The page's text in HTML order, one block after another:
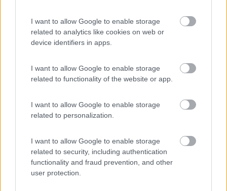
I want to allow Google to enable storage
related to analytics like cookies on web or
device identifiers in apps.
I want to allow Google to enable storage
related to functionality of the website or app.
I want to allow Google to enable storage
related to personalization.
I want to allow Google to enable storage
related to security, including authentication
functionality and fraud prevention, and other
user protection.
però come soluzione al momento mi sembra un pò drastica....
prima o poi faccio anch’io una partenza intelligente. Parto ..e non torno più.
Inserito il18/01/2018 alle:10:49:51
ammortizzato di un iveco daily del 2007 dotato di piastra
girevole...questo tipo di sedile veniva montato anche nei modelli
precedenti che potresti trovare anche da un demolitore....